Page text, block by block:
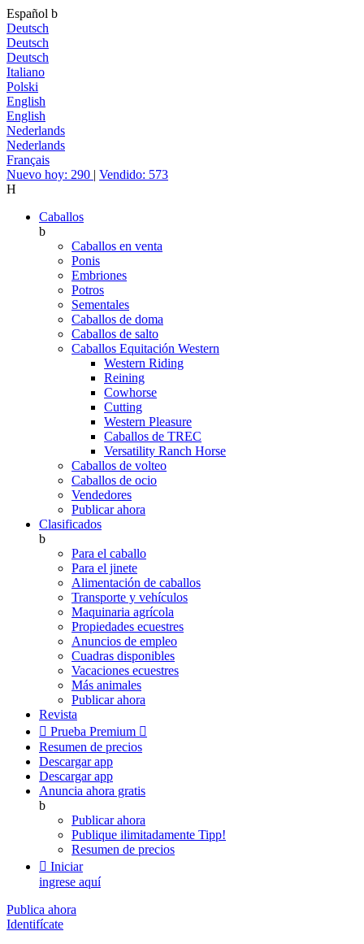
Español b
Deutsch
Deutsch
Deutsch
Italiano
Polski
English
English
Nederlands
Nederlands
Français
Nuevo hoy: 290 | Vendido: 573
H
Caballos
b
Caballos en venta
Ponis
Embriones
Potros
Sementales
Caballos de doma
Caballos de salto
Caballos Equitación Western
Western Riding
Reining
Cowhorse
Cutting
Western Pleasure
Caballos de TREC
Versatility Ranch Horse
Caballos de volteo
Caballos de ocio
Vendedores
Publicar ahora
Clasificados
b
Para el caballo
Para el jinete
Alimentación de caballos
Transporte y vehículos
Maquinaria agrícola
Propiedades ecuestres
Anuncios de empleo
Cuadras disponibles
Vacaciones ecuestres
Más animales
Publicar ahora
Revista
 Prueba Premium 
Resumen de precios
Descargar app
Descargar app
Anuncia ahora gratis
b
Publicar ahora
Publique ilimitadamente Tipp!
Resumen de precios
 Iniciar
ingrese aquí
Publica ahora
Identifícate